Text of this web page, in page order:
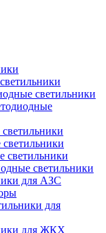
светильники
светильники
светильники
для АЗС
для
для ЖКХ